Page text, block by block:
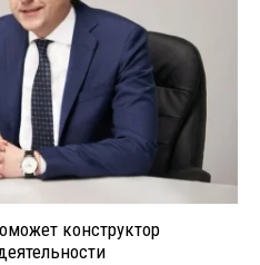
конструктор